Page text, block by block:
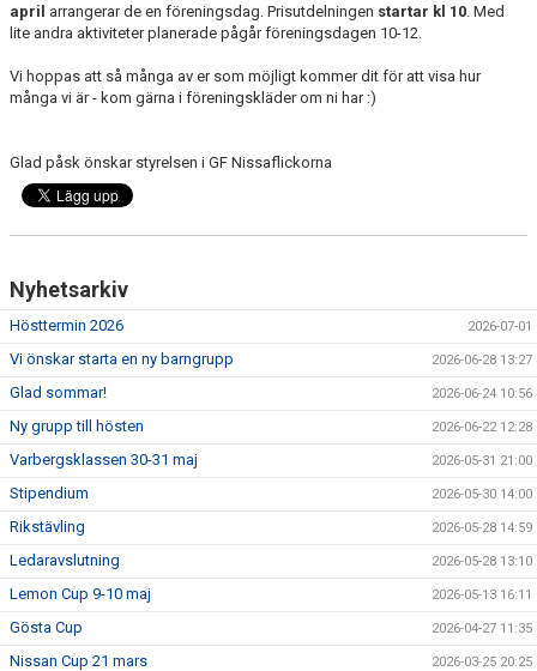
april arrangerar de en föreningsdag. Prisutdelningen startar kl 10 . Med
lite andra aktiviteter planerade pågår föreningsdagen 10-12.
Vi hoppas att så många av er som möjligt kommer dit för att visa hur
många vi är - kom gärna i föreningskläder om ni har :)
Glad påsk önskar styrelsen i GF Nissaflickorna
Nyhetsarkiv
Hösttermin 2026 2026-07-01
Vi önskar starta en ny barngrupp 2026-06-28 13:27
Glad sommar! 2026-06-24 10:56
Ny grupp till hösten 2026-06-22 12:28
Varbergsklassen 30-31 maj 2026-05-31 21:00
Stipendium 2026-05-30 14:00
Rikstävling 2026-05-28 14:59
Ledaravslutning 2026-05-28 13:10
Lemon Cup 9-10 maj 2026-05-13 16:11
Gösta Cup 2026-04-27 11:35
Nissan Cup 21 mars 2026-03-25 20:25